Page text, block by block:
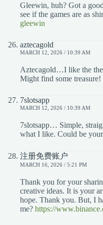
Gleewin, huh? Got a
see if the games are as
gleewin
aztecagold
MARCH 12, 2026 / 10:39 AM
Aztecagold…I like the
Might find some
7slotsapp
MARCH 12, 2026 / 10:39 AM
7slotsapp… Simple,
what I like. Could be
注册免费账户
MARCH 16, 2026 / 5:21 PM
Thank you for your
creative ideas. It is your
hope. Thank you. But, I
me? https://